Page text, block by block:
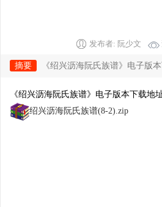
发布者: 阮少文
摘要 《绍兴沥海阮氏族谱》电子版
《绍兴沥海阮氏族谱》电子版本下载地
绍兴沥海阮氏族谱(8-2).zip